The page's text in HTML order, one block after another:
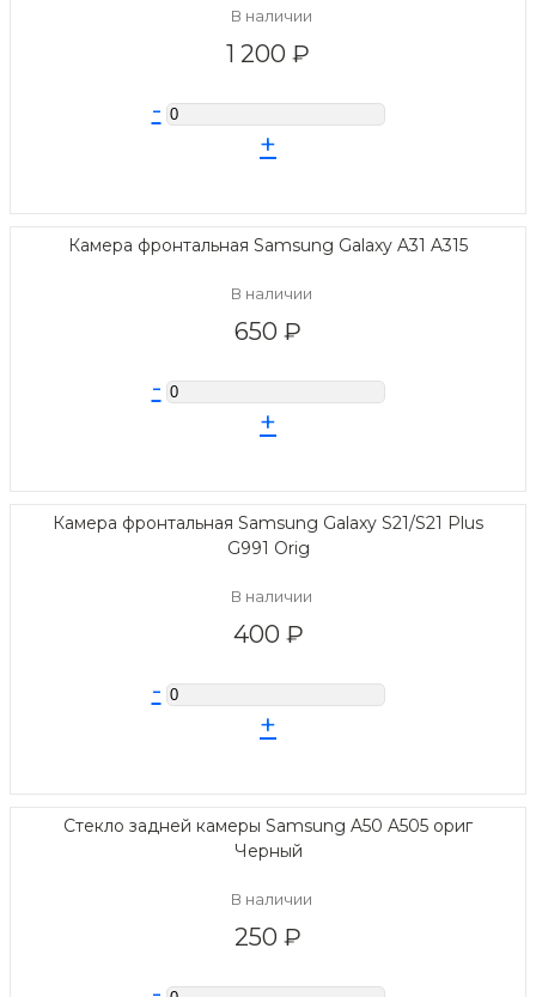
В наличии
1 200 ₽
-
+
Камера фронтальная Samsung Galaxy A31 A315
В наличии
650 ₽
-
+
Камера фронтальная Samsung Galaxy S21/S21 Plus
G991 Orig
В наличии
400 ₽
-
+
Стекло задней камеры Samsung A50 A505 ориг
Черный
В наличии
250 ₽